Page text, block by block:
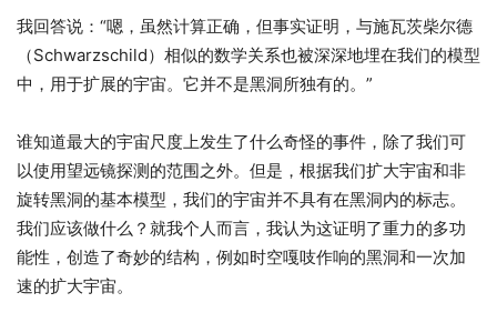
我回答说：“嗯，虽然计算正确，但事实证明，与施瓦茨柴尔德
（Schwarzschild）相似的数学关系也被深深地埋在我们的模型
中，用于扩展的宇宙。它并不是黑洞所独有的。”
谁知道最大的宇宙尺度上发生了什么奇怪的事件，除了我们可
以使用望远镜探测的范围之外。但是，根据我们扩大宇宙和非
旋转黑洞的基本模型，我们的宇宙并不具有在黑洞内的标志。
我们应该做什么？就我个人而言，我认为这证明了重力的多功
能性，创造了奇妙的结构，例如时空嘎吱作响的黑洞和一次加
速的扩大宇宙。